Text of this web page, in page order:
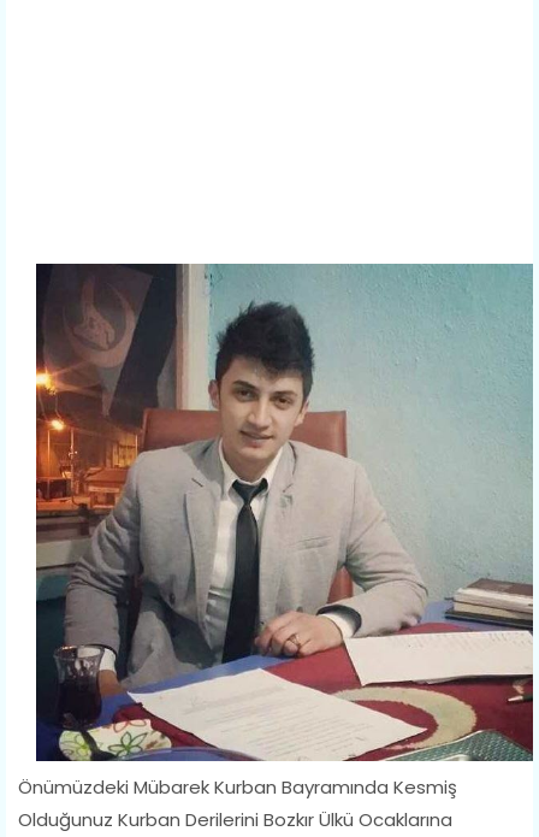
Önümüzdeki Mübarek Kurban Bayramında Kesmiş
Olduğunuz Kurban Derilerini Bozkır Ülkü Ocaklarına